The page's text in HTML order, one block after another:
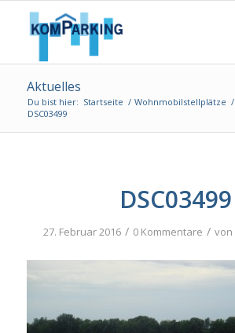
Aktuelles
Du bist hier: Startseite / Wohnmobilstellplätze /
DSC03499
DSC03499
27. Februar 2016 / 0 Kommentare / von